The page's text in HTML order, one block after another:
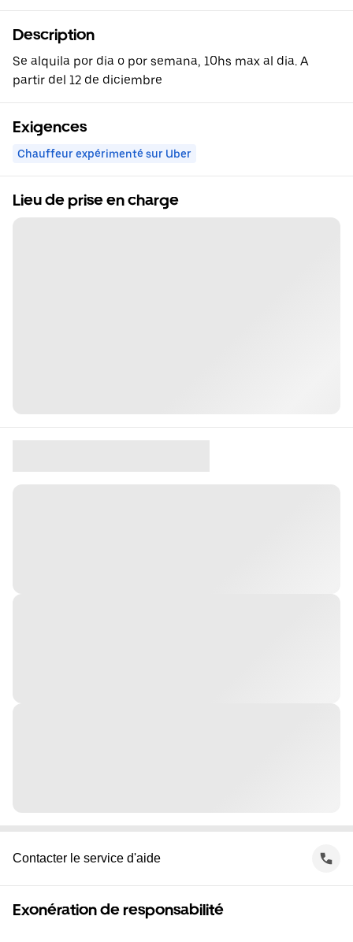
Description
Se alquila por dia o por semana, 10hs max al dia. A
partir del 12 de diciembre
Exigences
Chauffeur expérimenté sur Uber
Lieu de prise en charge
Contacter le service d'aide
Exonération de responsabilité